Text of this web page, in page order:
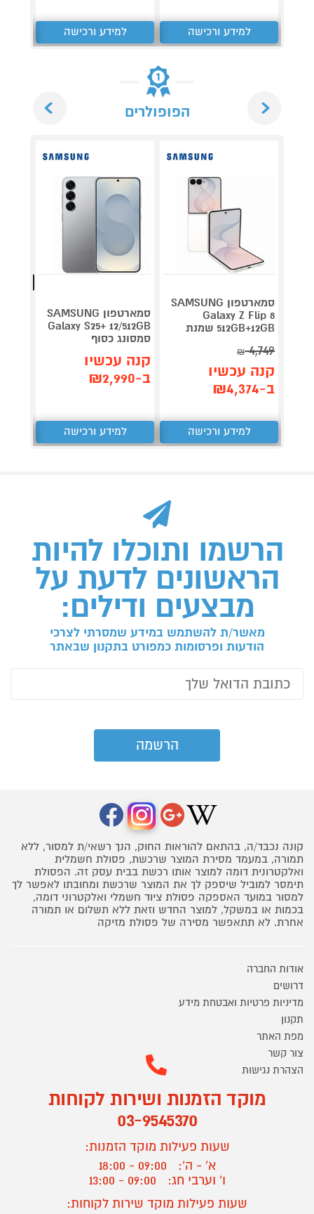
למידע ורכישה למידע ורכישה
הפופולרים
סמארטפון SAMSUNG
Galaxy Z Flip 8
512GB+12GB שמנת
4,749
₪
קנה עכשיו
ב-₪4,374
למידע ורכישה
סמארטפון SAMSUNG
Galaxy S25+ 12/512GB
סמסונג כסוף
קנה עכשיו
ב-₪2,990
למידע ורכישה
הרשמו ותוכלו להיות
הראשונים לדעת על
מבצעים ודילים:
מאשר/ת להשתמש במידע שמסרתי לצרכי
הודעות ופרסומות כמפורט בתקנון שבאתר
קונה נכבד/ה, בהתאם להוראות החוק, הנך רשאי/ת למסור, ללא
תמורה, במעמד מסירת המוצר שרכשת, פסולת חשמלית
ואלקטרונית דומה למוצר אותו רכשת בבית עסק זה. הפסולת
תימסר למוביל שיספק לך את המוצר שרכשת ומחובתו לאפשר לך
למסור במועד האספקה פסולת ציוד חשמלי ואלקטרוני דומה,
בכמות או במשקל, למוצר החדש וזאת ללא תשלום או תמורה
אחרת. לא תתאפשר מסירה של פסולת מזיקה
אודות החברה
דרושים
מדיניות פרטיות ואבטחת מידע
תקנון
מפת האתר
צור קשר
הצהרת נגישות
מוקד הזמנות ושירות לקוחות
03-9545370
שעות פעילות מוקד הזמנות:
א' - ה':
09:00 - 18:00
ו' וערבי חג:
09:00 - 13:00
שעות פעילות מוקד שירות לקוחות: